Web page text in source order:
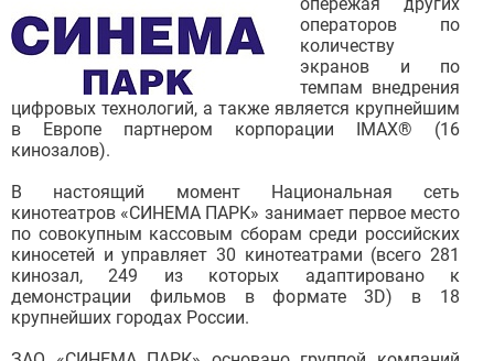
операторов по
количеству
экранов и по
темпам внедрения
цифровых технологий, а также является крупнейшим
в Европе партнером корпорации IMAX® (16
кинозалов).
В настоящий момент Национальная сеть
кинотеатров «СИНЕМА ПАРК» занимает первое место
по совокупным кассовым сборам среди российских
киносетей и управляет 30 кинотеатрами (всего 281
кинозал, 249 из которых адаптировано к
демонстрации фильмов в формате 3D) в 18
крупнейших городах России.